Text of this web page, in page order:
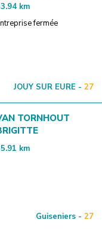
km
fermée
JOUY SUR EURE - 27
TORNHOUT
km
Guiseniers - 27